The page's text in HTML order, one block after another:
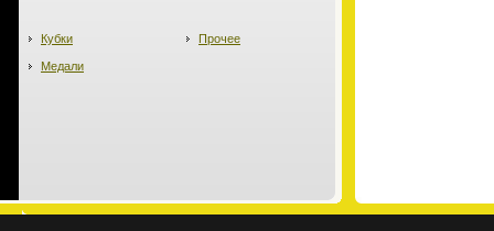
Кубки
Медали
Прочее